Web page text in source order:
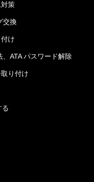
策
交換
け
ATA パスワード解除
り付け
る